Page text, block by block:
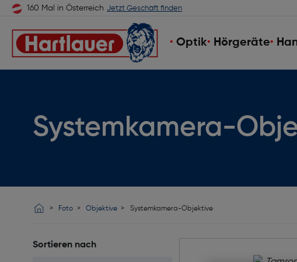
160 Mal in Österreich Jetzt Geschäft finden
Optik Hörgeräte
Systemkamera-
Foto Objektive Systemkamera-Objektive
Sortieren nach